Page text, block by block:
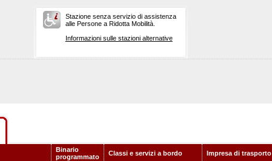
Stazione senza servizio di assistenza
alle Persone a Ridotta Mobilità.
Informazioni sulle stazioni alternative
Binario
programmato
Classi e servizi a bordo Impresa di trasporto